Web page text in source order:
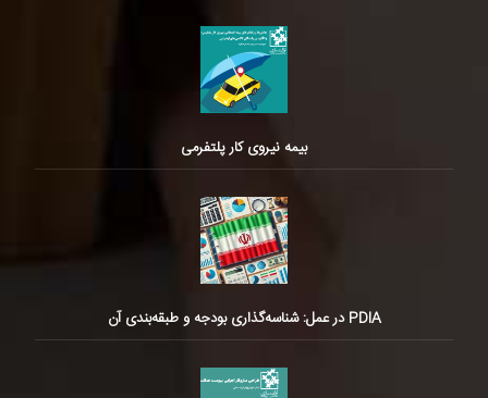
بیمه نیروی کار پلتفرمی
PDIA در عمل: شناسه‌گذاری بودجه و طبقه‌بندی آن